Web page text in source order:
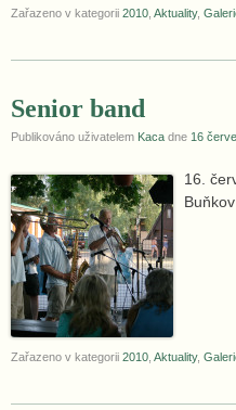
Zařazeno v kategorii 2010 Aktuality,
Senior band
Publikováno uživatelem Kaca dne 16
16.
Zařazeno v kategorii 2010 Aktuality,